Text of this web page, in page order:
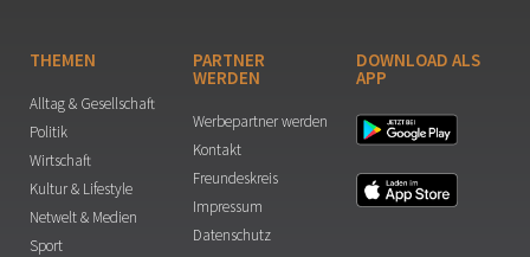
THEMEN
Alltag & Gesellschaft
Politik
Wirtschaft
Kultur & Lifestyle
Netwelt & Medien
Sport
PARTNER
WERDEN
Werbepartner werden
Kontakt
Freundeskreis
Impressum
Datenschutz
DOWNLOAD ALS
APP